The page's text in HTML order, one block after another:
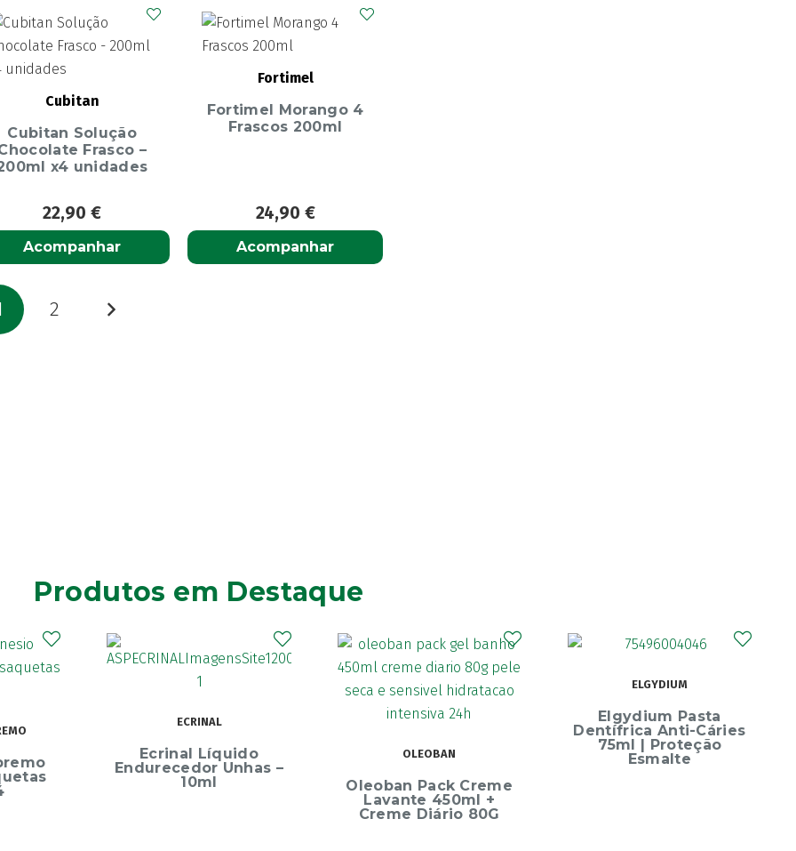
Cubitan
Cubitan Solução
Frasco –
x4 unidades
22,90€
Acompanhar
Fortimel
Fortimel Morango 4
Frascos 200ml
24,90 €
Acompanhar
2
Produtos em Destaque
–
OLEOBAN
Oleoban Pack Creme
ELGYDIUM
Elgydium Pasta
Esmalte
Curaprox Surgical
Escova Dentes Mega
Soft